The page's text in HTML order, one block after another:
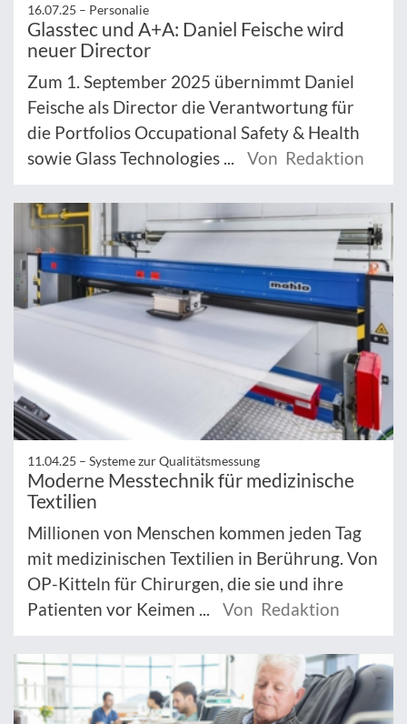
16.07.25 – Personalie
Glasstec und A+A: Daniel Feische wird
neuer Director
Zum 1. September 2025 übernimmt Daniel
Feische als Director die Verantwortung für
die Portfolios Occupational Safety & Health
sowie Glass Technologies ...
Von Redaktion
11.04.25 – Systeme zur Qualitätsmessung
Moderne Messtechnik für medizinische
Textilien
Millionen von Menschen kommen jeden Tag
mit medizinischen Textilien in Berührung. Von
OP-Kitteln für Chirurgen, die sie und ihre
Patienten vor Keimen ...
Von Redaktion